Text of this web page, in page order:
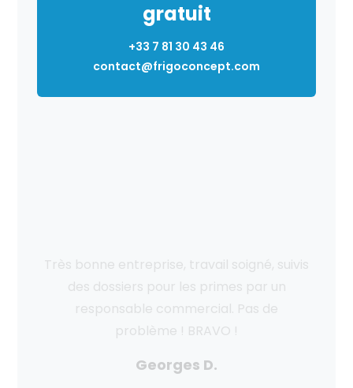
gratuit
+33 7 81 30 43 46
contact@frigoconcept.com
De très bon conseils. Travaux de qualité
(clim reversible en gainable). Respect
total de notre logement. Vraiment sérieux